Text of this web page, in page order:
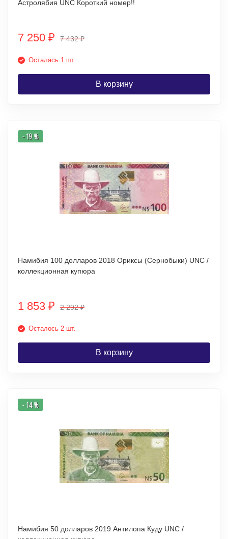
Астролябия UNC Короткий номер!!
7 250 ₽ 7 432₽
Осталась 1 шт.
В корзину
- 19 %
Намибия 100 долларов 2018 Ориксы (Сернобыки) UNC /
коллекционная купюра
1 853 ₽ 2 292₽
Осталось 2 шт.
В корзину
- 14 %
Намибия 50 долларов 2019 Антилопа Куду UNC /